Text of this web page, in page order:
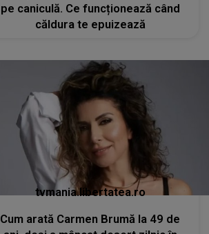
pe caniculă. Ce funcționează când
căldura te epuizează
tvmania.libertatea.ro
Cum arată Carmen Brumă la 49 de